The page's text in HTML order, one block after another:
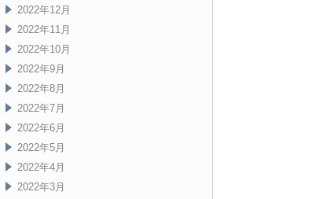
2022年12月
2022年11月
2022年10月
2022年9月
2022年8月
2022年7月
2022年6月
2022年5月
2022年4月
2022年3月